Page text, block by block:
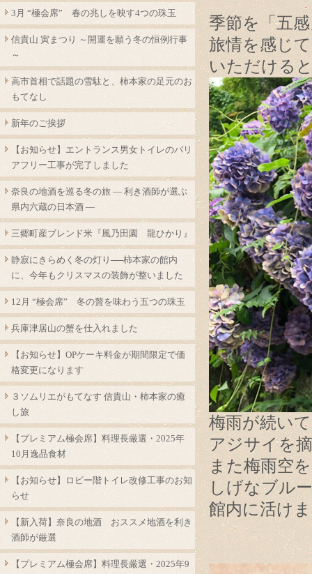
季節を「五
旅情を感じ
いただける
梅雨が続い
アジサイを
また梅雨空
しげなブル
館内に活け
3月 “極会席” 春の兆しを映す4つの珠玉
信貴山 寅まつり ～開運を願う冬の恒例行事
～
高市首相で話題の雪駄と、柿本家の足元のお
もてなし
新年のご挨拶
【お知らせ】エントランス男女トイレのバリ
アフリー工事が完了しました
奈良の地酒を巡る冬の旅 ― 利き酒師が選ぶ
県内六蔵の日本酒 ―
三郷町産ブレンド米『風乃田園 龍ひかり』
静寂にきらめく冬の灯り──柿本家の館内
に、今年もクリスマスの装飾が整いました
12月 “極会席” 冬の贅を味わう五つの珠玉
兵庫津居山の蟹を仕入れました
【お知らせ】OPケーキ料金が期間限定で価
格変更になります
３ソムリエがもてなす 信貴山・柿本家の癒
し旅
【プレミアム極会席】料理長厳選・2025年
10月逸品食材
【お知らせ】ロビー階トイレ改修工事のお知
らせ
【新入荷】奈良の地酒 おススメ地酒を利き
酒師が厳選
【プレミアム極会席】料理長厳選・2025年9